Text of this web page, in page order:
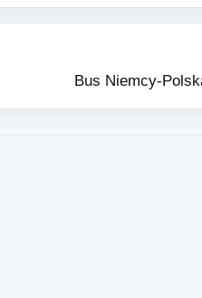
Bus Niemcy-